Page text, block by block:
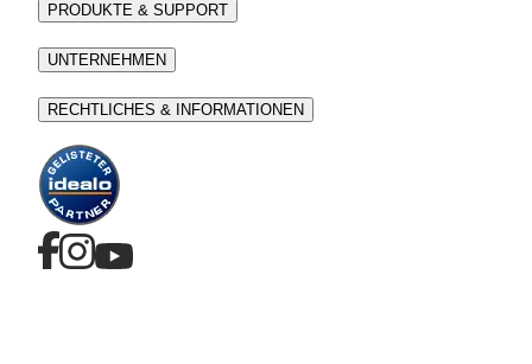
PRODUKTE & SUPPORT
UNTERNEHMEN
RECHTLICHES & INFORMATIONEN